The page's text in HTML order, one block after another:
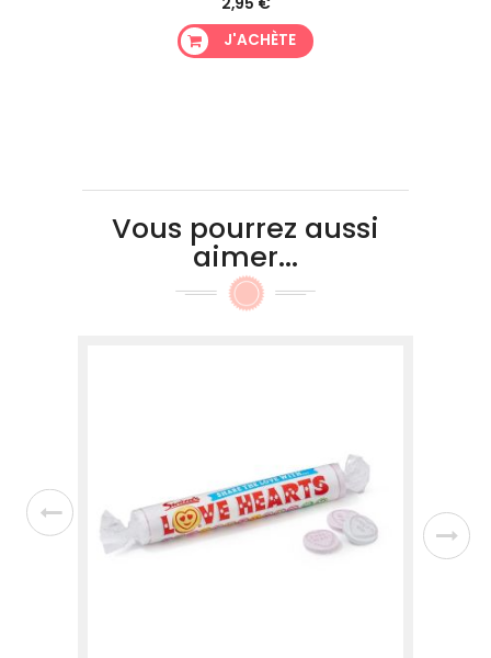
J'ACHÈTE
Vous pourrez aussi
aimer...